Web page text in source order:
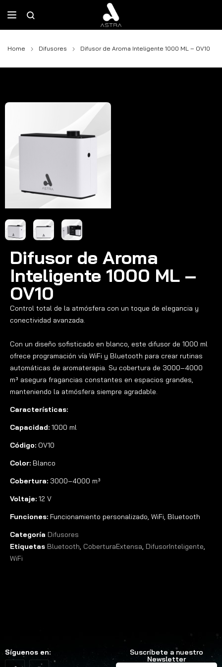
Home Difusores Difusor de Aroma Inteligente 1000 ML – OV10
Difusor de Aroma
Inteligente 1000 ML –
OV10
Control total de la atmósfera con un toque de elegancia y
conectividad avanzada.
Con un diseño sofisticado en blanco, este difusor de 1000 ml
ofrece programación vía WiFi y Bluetooth para crear rutinas
automáticas de aromaterapia. Su cobertura de 3000–4000
m³ asegura fragancias constantes en espacios grandes,
manteniendo la atmósfera siempre agradable.
Características:
Capacidad: 1000 ml
Código: OV10
Color: Blanco
Cobertura: 3000–4000 m³
Voltaje: 12 V
Funciones: Funcionamiento personalizado, WiFi, Bluetooth
Categoría Difusores
Etiquetas Bluetooth, CoberturaExtensa, DifusorInteligente,
WiFi
Síguenos en: Suscríbete a nuestro
Newsletter